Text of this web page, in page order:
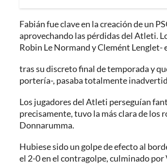
Fabián fue clave en la creación de un
aprovechando las pérdidas del Atleti.
Robin Le Normand y Clemént Lenglet-
tras su discreto final de temporada y
portería-, pasaba totalmente
Los jugadores del Atleti perseguían
precisamente, tuvo la más clara de los
Donnarumma.
Hubiese sido un golpe de efecto al
el 2-0 en el contragolpe, culminado